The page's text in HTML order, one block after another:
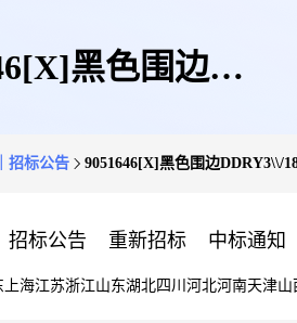
黑色围边
招标公告 9051646[X]黑色围边DDRY3\\/
招标公告 重新招标 中标通知
上海江苏浙江山东湖北四川 河北河南天津山